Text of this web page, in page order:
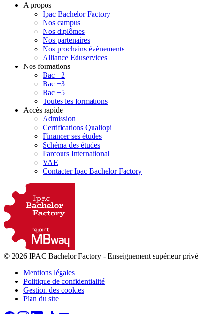
A propos
Ipac Bachelor Factory
Nos campus
Nos diplômes
Nos partenaires
Nos prochains évènements
Alliance Eduservices
Nos formations
Bac +2
Bac +3
Bac +5
Toutes les formations
Accès rapide
Admission
Certifications Qualiopi
Financer ses études
Schéma des études
Parcours International
VAE
Contacter Ipac Bachelor Factory
© 2026 IPAC Bachelor Factory - Enseignement supérieur privé
Mentions légales
Politique de confidentialité
Gestion des cookies
Plan du site